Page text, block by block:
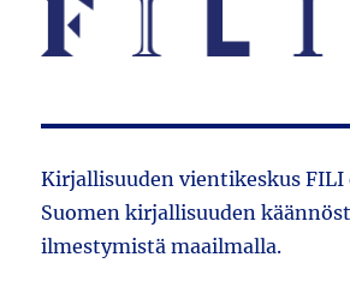
Kirjallisuuden vientikeskus FILI
Suomen kirjallisuuden
ilmestymistä maailmalla.